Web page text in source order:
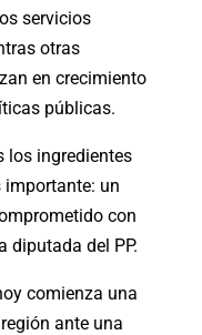
servicios
otras
en crecimiento
públicas.
los ingredientes
importante: un
con
diputada del PP.
comienza una
ante una